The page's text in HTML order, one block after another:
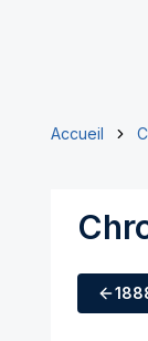
Accueil